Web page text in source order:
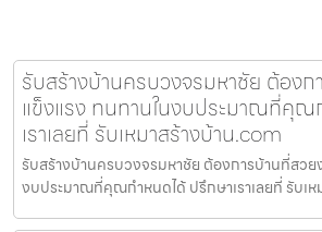
รับสร้างบ้านครบวงจรมหาชัย ต้องก
แข็งแรง ทนทานในงบประมาณที่คุณ
เราเลยที่ รับเหมาสร้างบ้าน.com
รับสร้างบ้านครบวงจรมหาชัย ต้องการบ้านที่สวย
งบประมาณที่คุณกำหนดได้ ปรึกษาเราเลยที่ รับเห